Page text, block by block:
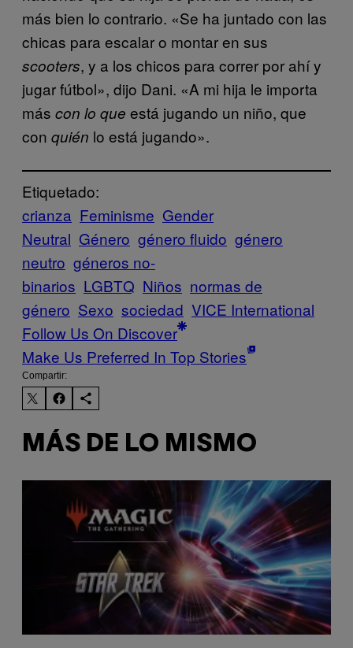
más bien lo contrario. «Se ha juntado con las
chicas para escalar o montar en sus
scooters, y a los chicos para correr por ahí y
jugar fútbol», dijo Dani. «A mi hija le importa
más con lo que está jugando un niño, que
con quién lo está jugando».
Etiquetado:
crianza Feminisme Gender
Neutral Género género fluido género
neutro géneros no-
binarios LGBTQ Niños normas de
género Sexo sociedad VICE International
Follow Us On Discover
Make Us Preferred In Top Stories
Compartir:
MÁS DE LO MISMO